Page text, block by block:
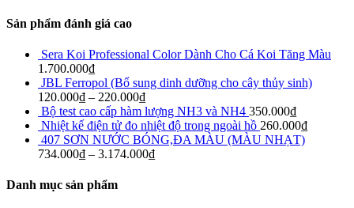
Sản phẩm đánh giá cao
Sera Koi Professional Color Dành Cho Cá Koi Tăng Màu
1.700.000₫
JBL Ferropol (Bổ sung dinh dưỡng cho cây thủy sinh)
120.000₫ – 220.000₫
Bộ test cao cấp hàm lượng NH3 và NH4 350.000₫
Nhiệt kế điện tử đo nhiệt độ trong ngoài hồ 260.000₫
407 SƠN NƯỚC BÓNG,ĐA MÀU (MÀU NHẠT)
734.000₫ – 3.174.000₫
Danh mục sản phẩm